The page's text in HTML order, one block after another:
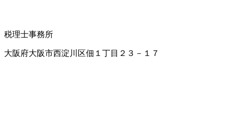
税理士事務所
大阪府大阪市西淀川区佃１丁目２３－１７